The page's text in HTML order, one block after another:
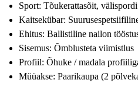
Sport: Tõukerattasõit,
Kaitsekübar:
Ehitus: Ballistiline nailon
Sisemus: Õmblusteta viimistlus
Profiil: Õhuke / madala
Müüakse: Paarikaupa (2